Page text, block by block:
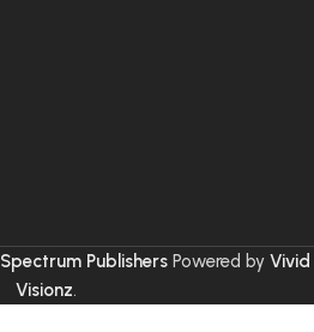
Spectrum Publishers Powered by Vivid
Visionz.